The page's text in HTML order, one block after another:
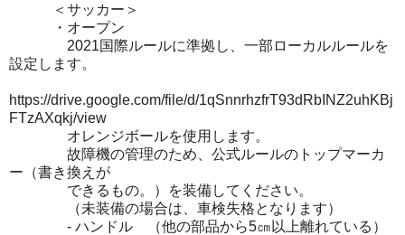
＜サッカー＞
・オープン
2021国際ルールに準拠し、一部ローカルルールを
設定します。
https://drive.google.com/file/d/1qSnnrhzfrT93dRbINZ2uhKBj
FTzAXqkj/view
オレンジボールを使用します。
故障機の管理のため、公式ルールのトップマーカ
ー（書き換えが
できるもの。）を装備してください。
（未装備の場合は、車検失格となります）
- ハンドル （他の部品から5㎝以上離れている）